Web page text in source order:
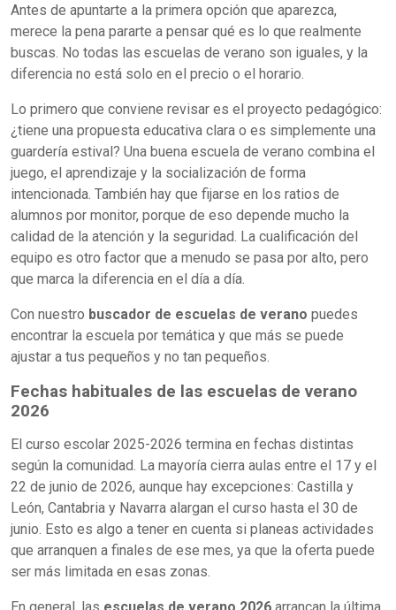
Antes de apuntarte a la primera opción que aparezca,
merece la pena pararte a pensar qué es lo que realmente
buscas. No todas las escuelas de verano son iguales, y la
diferencia no está solo en el precio o el horario.
Lo primero que conviene revisar es el proyecto pedagógico:
¿tiene una propuesta educativa clara o es simplemente una
guardería estival? Una buena escuela de verano combina el
juego, el aprendizaje y la socialización de forma
intencionada. También hay que fijarse en los ratios de
alumnos por monitor, porque de eso depende mucho la
calidad de la atención y la seguridad. La cualificación del
equipo es otro factor que a menudo se pasa por alto, pero
que marca la diferencia en el día a día.
Con nuestro buscador de escuelas de verano puedes
encontrar la escuela por temática y que más se puede
ajustar a tus pequeños y no tan pequeños.
Fechas habituales de las escuelas de verano
2026
El curso escolar 2025-2026 termina en fechas distintas
según la comunidad. La mayoría cierra aulas entre el 17 y el
22 de junio de 2026, aunque hay excepciones: Castilla y
León, Cantabria y Navarra alargan el curso hasta el 30 de
junio. Esto es algo a tener en cuenta si planeas actividades
que arranquen a finales de ese mes, ya que la oferta puede
ser más limitada en esas zonas.